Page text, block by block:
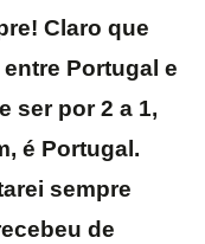
Claro que
Portugal e
ser por 2 a 1,
é Portugal.
sempre
de